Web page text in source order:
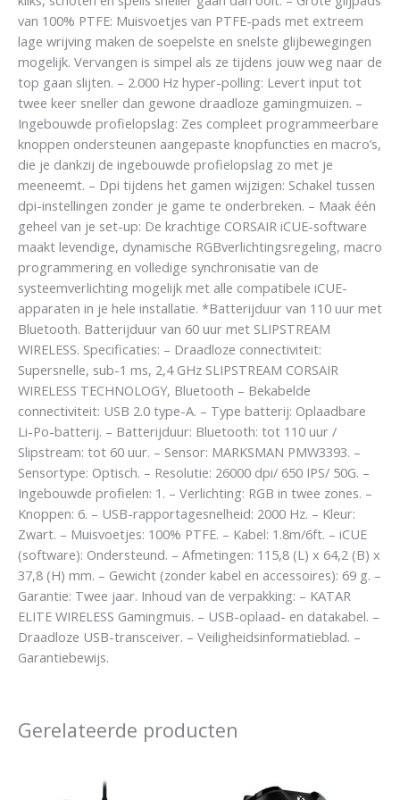
van 100% PTFE: Muisvoetjes van PTFE-pads met extreem
lage wrijving maken de soepelste en snelste glijbewegingen
mogelijk. Vervangen is simpel als ze tijdens jouw weg naar de
top gaan slijten. – 2.000 Hz hyper-polling: Levert input tot
twee keer sneller dan gewone draadloze gamingmuizen. –
Ingebouwde profielopslag: Zes compleet programmeerbare
knoppen ondersteunen aangepaste knopfuncties en macro’s,
die je dankzij de ingebouwde profielopslag zo met je
meeneemt. – Dpi tijdens het gamen wijzigen: Schakel tussen
dpi-instellingen zonder je game te onderbreken. – Maak één
geheel van je set-up: De krachtige CORSAIR iCUE-software
maakt levendige, dynamische RGBverlichtingsregeling, macro
programmering en volledige synchronisatie van de
systeemverlichting mogelijk met alle compatibele iCUE-
apparaten in je hele installatie. *Batterijduur van 110 uur met
Bluetooth. Batterijduur van 60 uur met SLIPSTREAM
WIRELESS. Specificaties: – Draadloze connectiviteit:
Supersnelle, sub-1 ms, 2,4 GHz SLIPSTREAM CORSAIR
WIRELESS TECHNOLOGY, Bluetooth – Bekabelde
connectiviteit: USB 2.0 type-A. – Type batterij: Oplaadbare
Li-Po-batterij. – Batterijduur: Bluetooth: tot 110 uur /
Slipstream: tot 60 uur. – Sensor: MARKSMAN PMW3393. –
Sensortype: Optisch. – Resolutie: 26000 dpi/ 650 IPS/ 50G. –
Ingebouwde profielen: 1. – Verlichting: RGB in twee zones. –
Knoppen: 6. – USB-rapportagesnelheid: 2000 Hz. – Kleur:
Zwart. – Muisvoetjes: 100% PTFE. – Kabel: 1.8m/6ft. – iCUE
(software): Ondersteund. – Afmetingen: 115,8 (L) x 64,2 (B) x
37,8 (H) mm. – Gewicht (zonder kabel en accessoires): 69 g. –
Garantie: Twee jaar. Inhoud van de verpakking: – KATAR
ELITE WIRELESS Gamingmuis. – USB-oplaad- en datakabel. –
Draadloze USB-transceiver. – Veiligheidsinformatieblad. –
Garantiebewijs.
Gerelateerde producten